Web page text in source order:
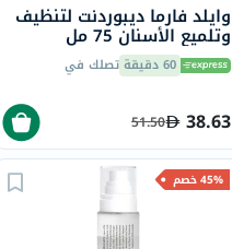
وايلد فارما ديبوردنت لتنظيف
وتلميع الأسنان 75 مل
60 دقيقة تصلك في
38.63
51.50
45% خصم